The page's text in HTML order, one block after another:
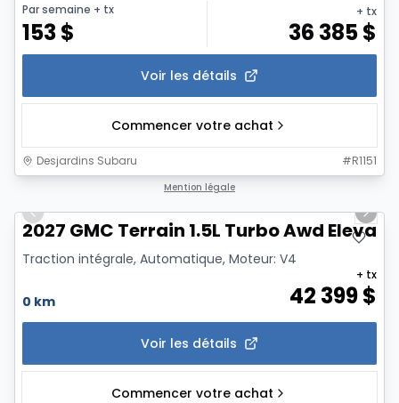
Par semaine + tx
153$
+ tx
36 385$
Voir les détails
Commencer votre achat
Desjardins Subaru #R1151
Mention légale
Previous slide
Next
2027 GMC Terrain 1.5L Turbo Awd
Traction intégrale, Automatique, Moteur: V4
0 km 42 399$
+ tx
Voir les détails
Commencer votre achat